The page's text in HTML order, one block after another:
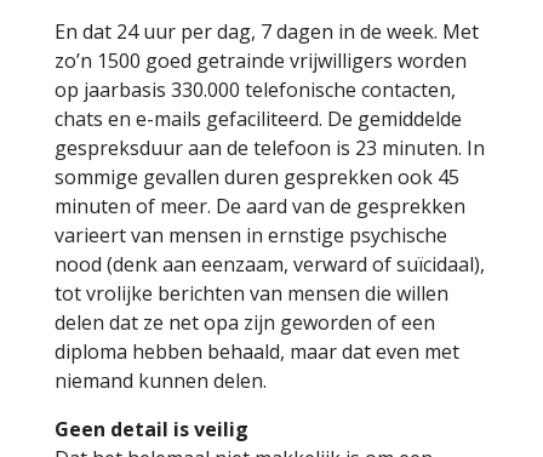
En dat 24 uur per dag, 7 dagen in de week. Met
zo’n 1500 goed getrainde vrijwilligers worden
op jaarbasis 330.000 telefonische contacten,
chats en e-mails gefaciliteerd. De gemiddelde
gespreksduur aan de telefoon is 23 minuten. In
sommige gevallen duren gesprekken ook 45
minuten of meer. De aard van de gesprekken
varieert van mensen in ernstige psychische
nood (denk aan eenzaam, verward of suïcidaal),
tot vrolijke berichten van mensen die willen
delen dat ze net opa zijn geworden of een
diploma hebben behaald, maar dat even met
niemand kunnen delen.
Geen detail is veilig